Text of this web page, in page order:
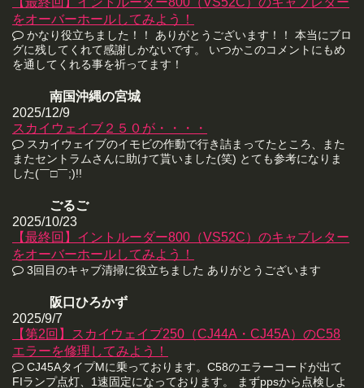
をオーバーホールしてみよう！
かなり役立ちました！！ ありがとうございます！！ 本当にブロ
グに残してくれて感謝しかないです。 いつかこのコメントにもめ
を通してくれる事を祈ってます！
南国沖縄の宮城
2025/12/9
スカイウェイブ２５０が・・・・
スカイウェイブのイモビの作動で行き詰まってたところ、また
またセントラムさんに助けて貰いました(笑) とても参考になりま
した(￣□￣;)!!
ごるご
2025/10/23
【最終回】イントルーダー800（VS52C）のキャブレター
をオーバーホールしてみよう！
3回目のキャブ清掃に役立ちました ありがとうございます
阪口ひろかず
2025/9/7
【第2回】スカイウェイブ250（CJ44A・CJ45A）のC58
エラーを修理してみよう！
CJ45AタイプMに乗っております。C58のエラーコードが出て
FIランプ点灯、1速固定になっております。 まずppsから点検しよ